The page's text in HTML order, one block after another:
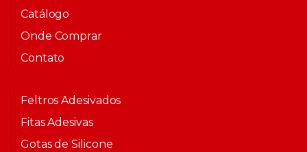
Catálogo
Onde Comprar
Contato
Feltros Adesivados
Fitas Adesivas
Gotas de Silicone